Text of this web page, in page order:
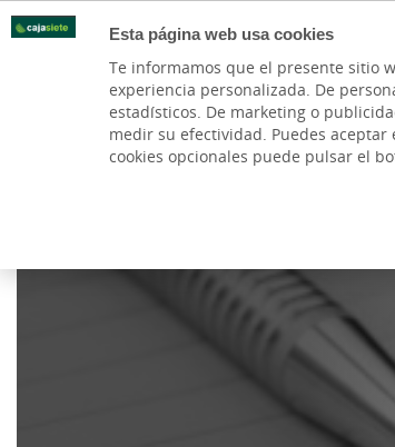
Esta página web usa cookies
Te informamos que el presente sitio
experiencia personalizada. De
estadísticos. De marketing o
medir su efectividad. Puedes aceptar
cookies opcionales puede pulsar el
PARTICULARES